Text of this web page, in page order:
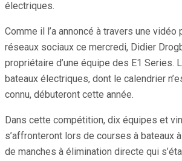
électriques.
Comme il l’a annoncé à travers une
réseaux sociaux ce mercredi, Didier
propriétaire d’une équipe des E1 Series.
bateaux électriques, dont le calendrier
connu, débuteront cette année.
Dans cette compétition, dix équipes et
s’affronteront lors de courses à bateaux
de manches à élimination directe qui